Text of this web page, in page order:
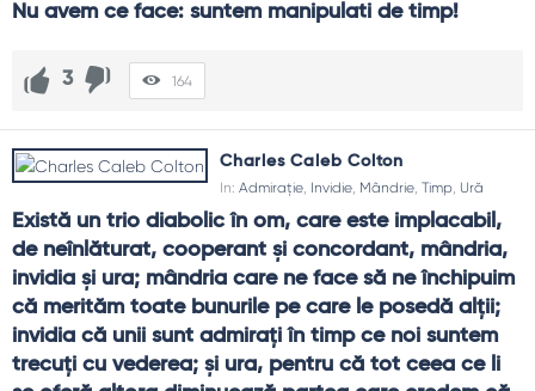
Nu avem ce face: suntem manipulati de timp!
3 164
Charles Caleb Colton
In: Admirație, Invidie, Mândrie, Timp, Ură
Există un trio diabolic în om, care este implacabil,
de neînlăturat, cooperant şi concordant, mândria,
invidia şi ura; mândria care ne face să ne închipuim
că merităm toate bunurile pe care le posedă alţii;
invidia că unii sunt admiraţi în timp ce noi suntem
trecuţi cu vederea; şi ura, pentru că tot ceea ce li